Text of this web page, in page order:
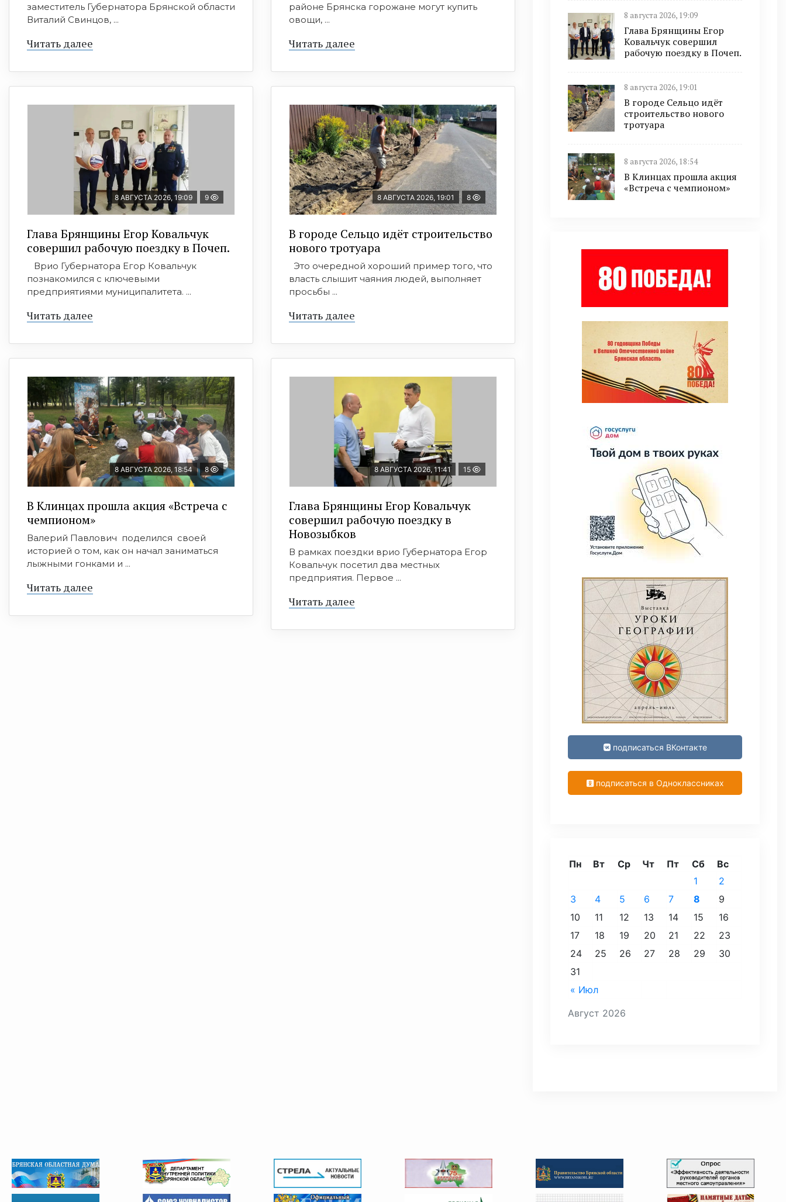
заместитель Губернатора Брянской области
Виталий Свинцов, ...
Читать далее
районе Брянска горожане могут купить
овощи, ...
Читать далее
8 АВГУСТА 2026, 19:09 9
Глава Брянщины Егор Ковальчук
совершил рабочую поездку в Почеп.
Врио Губернатора Егор Ковальчук
познакомился с ключевыми
предприятиями муниципалитета. ...
Читать далее
8 АВГУСТА 2026, 19:01 8
В городе Сельцо идёт строительство
нового тротуара
Это очередной хороший пример того, что
власть слышит чаяния людей, выполняет
просьбы ...
Читать далее
8 АВГУСТА 2026, 18:54 8
В Клинцах прошла акция «Встреча с
чемпионом»
Валерий Павлович поделился своей
историей о том, как он начал заниматься
лыжными гонками и ...
Читать далее
8 АВГУСТА 2026, 11:41 15
Глава Брянщины Егор Ковальчук
совершил рабочую поездку в
Новозыбков
В рамках поездки врио Губернатора Егор
Ковальчук посетил два местных
предприятия. Первое ...
Читать далее
8 августа 2026, 19:09
Глава Брянщины Егор
Ковальчук совершил
рабочую поездку в Почеп.
8 августа 2026, 19:01
В городе Сельцо идёт
строительство нового
тротуара
8 августа 2026, 18:54
В Клинцах прошла акция
«Встреча с чемпионом»
подписаться ВКонтакте
подписаться в Одноклассниках
Август 2026
Пн Вт Ср Чт Пт Сб Вс
« Июл
1
2
3
4 5 6 7 8
9
10
11 12 13 14 15
16
17
18 19 20 21 22
23
24
25 26 27 28 29
30
31